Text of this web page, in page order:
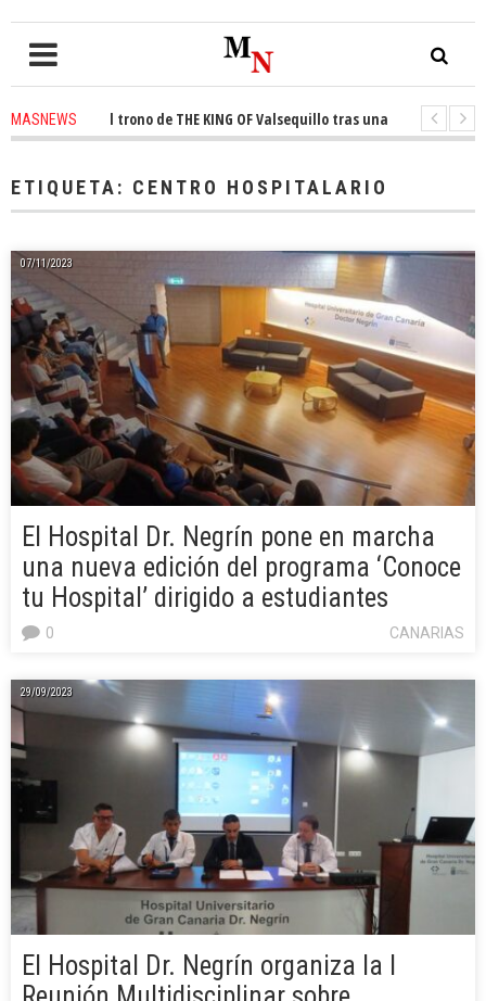
MASNEWSel trono de THE KING OF Valsequillo tras una jornada de
ETIQUETA: CENTRO HOSPITALARIO
07/11/2023
El Hospital Dr. Negrín pone en marcha
una nueva edición del programa ‘Conoce
tu Hospital’ dirigido a estudiantes
CANARIAS
0
29/09/2023
El Hospital Dr. Negrín organiza la I